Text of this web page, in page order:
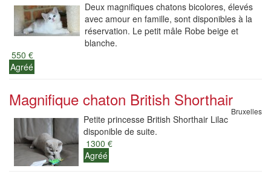
Deux magnifiques chatons bicolores, élevés
avec amour en famille, sont disponibles à la
réservation. Le petit mâle Robe beige et
blanche.
550 €
Agréé
Magnifique chaton British Shorthair
Bruxelles
Petite princesse British Shorthair Lilac
disponible de suite.
1300 €
Agréé